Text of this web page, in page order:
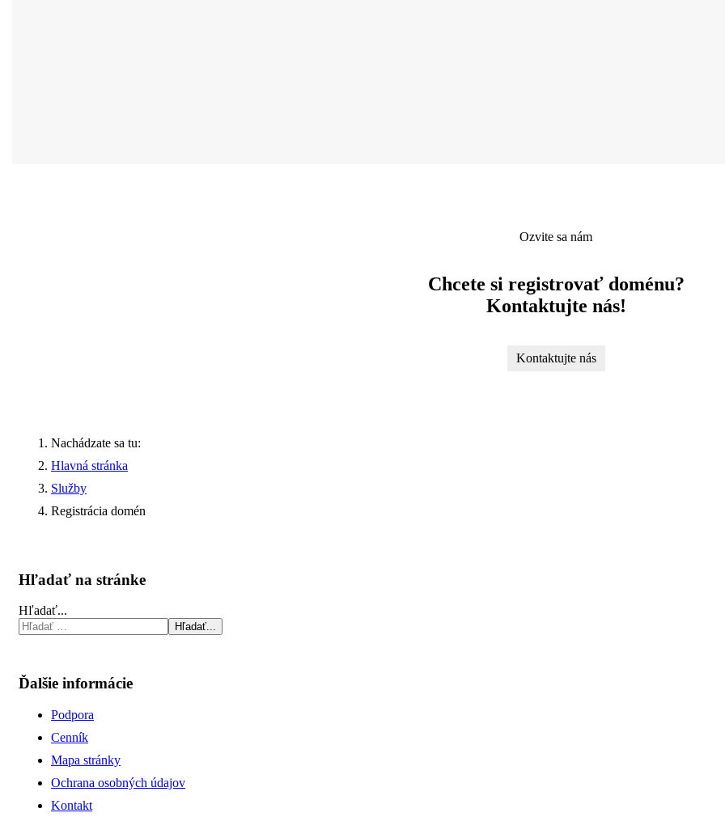
Ozvite sa nám
Chcete si registrovať doménu?
Kontaktujte nás!
Kontaktujte nás
Nachádzate sa tu:
Hlavná stránka
Služby
Registrácia domén
Hľadať na stránke
Hľadať...
Hľadať...
Ďalšie informácie
Podpora
Cenník
Mapa stránky
Ochrana osobných údajov
Kontakt